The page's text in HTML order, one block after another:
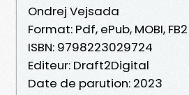
Ondrej Vejsada
Format: Pdf, ePub, MOBI, FB2
ISBN: 9798223029724
Editeur: Draft2Digital
Date de parution: 2023